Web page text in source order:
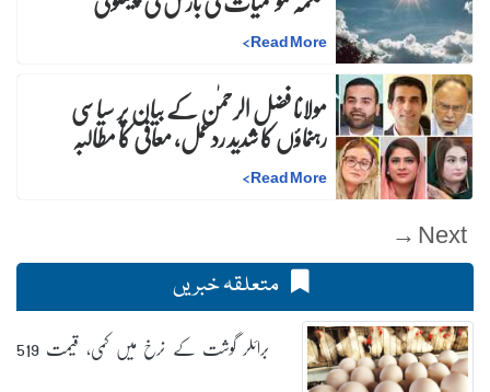
Read More
>
مولانا فضل الرحمٰن کے بیان پر سیاسی
رہنماؤں کا شدید ردعمل، معافی کا مطالبہ
Read More
>
Next →
متعلقہ خبریں
برائلر گوشت کے نرخ میں کمی، قیمت 519